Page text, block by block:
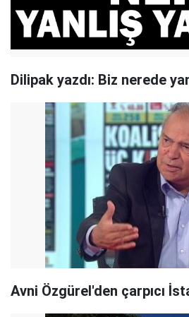
Dilipak yazdı: Biz nerede
Avni Özgürel'den çarpıcı